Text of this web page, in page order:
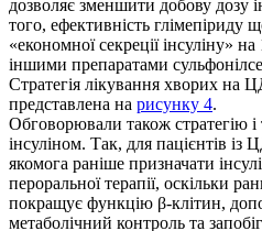
дозволяє зменшити добову дозу
того, ефективність
«економної секреції інсуліну»
іншими препаратами
Стратегія лікування хворих на
представлена на рисунку 4.
Обговорювали також стратегію
інсуліном. Так, для пацієнтів
якомога раніше призначати
пероральної терапії, оскільки
покращує функцію β-клітин,
метаболічний контроль та